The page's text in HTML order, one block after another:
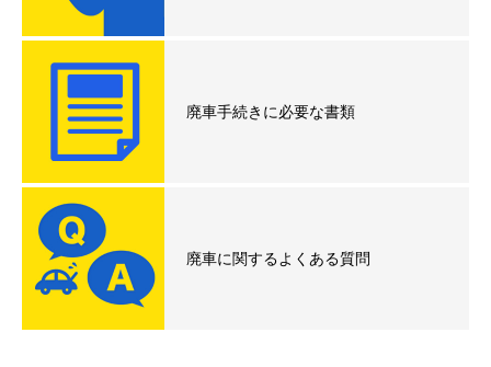
廃車手続きに必要な書類
廃車に関するよくある質問